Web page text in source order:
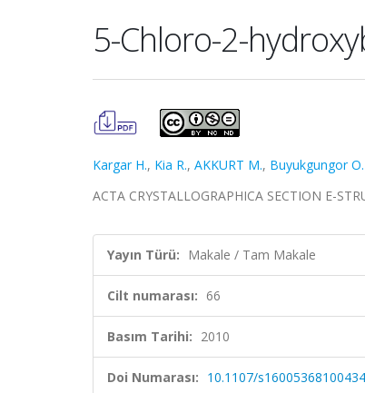
5-Chloro-2-
Kargar H., Kia R., AKKURT M., Buyukgungor O.
ACTA CRYSTALLOGRAPHICA SECTION E-
Yayın Türü: Makale / Tam Makale
Cilt numarası: 66
Basım Tarihi: 2010
Doi Numarası: 10.1107/